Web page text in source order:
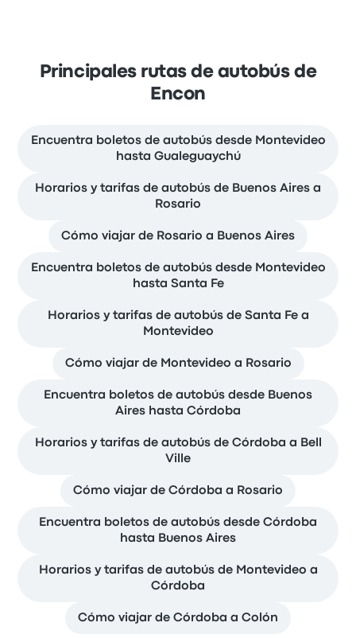
Principales rutas de autobús de
Encon
Encuentra boletos de autobús desde Montevideo
hasta Gualeguaychú
Horarios y tarifas de autobús de Buenos Aires a
Rosario
Cómo viajar de Rosario a Buenos Aires
Encuentra boletos de autobús desde Montevideo
hasta Santa Fe
Horarios y tarifas de autobús de Santa Fe a
Montevideo
Cómo viajar de Montevideo a Rosario
Encuentra boletos de autobús desde Buenos
Aires hasta Córdoba
Horarios y tarifas de autobús de Córdoba a Bell
Ville
Cómo viajar de Córdoba a Rosario
Encuentra boletos de autobús desde Córdoba
hasta Buenos Aires
Horarios y tarifas de autobús de Montevideo a
Córdoba
Cómo viajar de Córdoba a Colón